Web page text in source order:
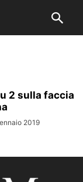
2 sulla faccia
2019